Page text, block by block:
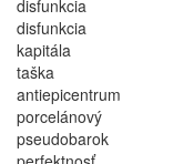
disfunkcia
disfunkcia
kapitála
taška
antiepicentrum
porcelánový
pseudobarok